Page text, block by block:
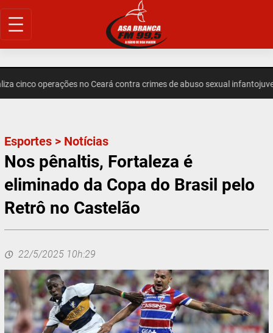
Pular
para
operações no Ceará contra crimes de abuso sexual infantojuvenil
Esportes > Notícias
Nos pênaltis, Fortaleza é
eliminado da Copa do Brasil pelo
Retrô no Castelão
22/5/2025 10h:29